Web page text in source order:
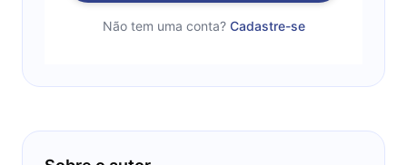
Não tem uma conta? Cadastre-se